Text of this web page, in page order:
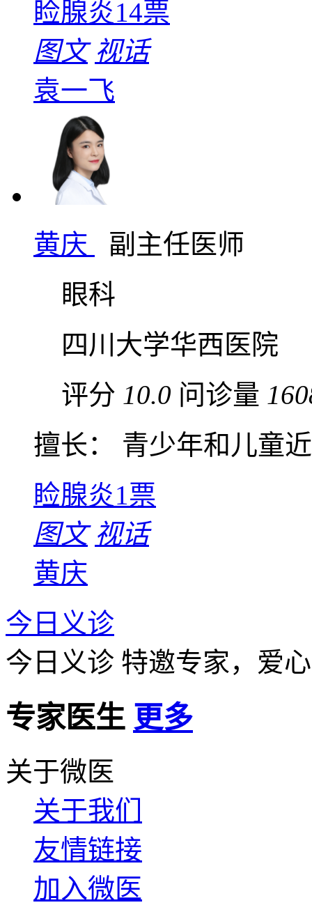
睑腺炎14票
图文 视话
袁一飞
黄庆
副主任医师
眼科
四川大学华西医院
评分 10.0 问诊量
擅长： 青少年和儿童
睑腺炎1票
图文 视话
黄庆
今日义诊
今日义诊 特邀专家，爱
专家医生 更多
关于微医
关于我们
友情链接
加入微医